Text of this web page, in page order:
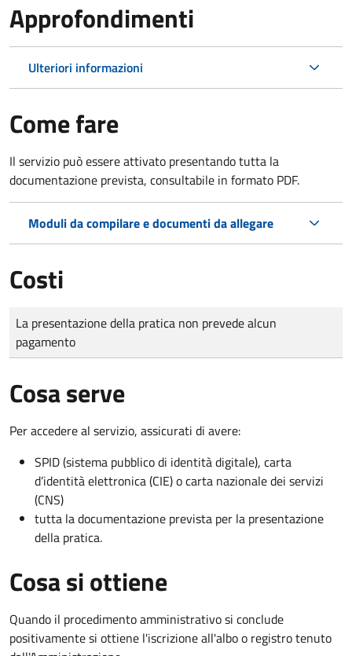
Approfondimenti
Ulteriori informazioni
Come fare
Il servizio può essere attivato presentando tutta la
documentazione prevista, consultabile in formato PDF.
Moduli da compilare e documenti da allegare
Costi
Tipo di pagamento
Importo
La presentazione della pratica non prevede alcun
pagamento
Cosa serve
Per accedere al servizio, assicurati di avere:
SPID (sistema pubblico di identità digitale), carta
d’identità elettronica (CIE) o carta nazionale dei servizi
(CNS)
tutta la documentazione prevista per la presentazione
della pratica.
Cosa si ottiene
Quando il procedimento amministrativo si conclude
positivamente si ottiene l'iscrizione all'albo o registro tenuto